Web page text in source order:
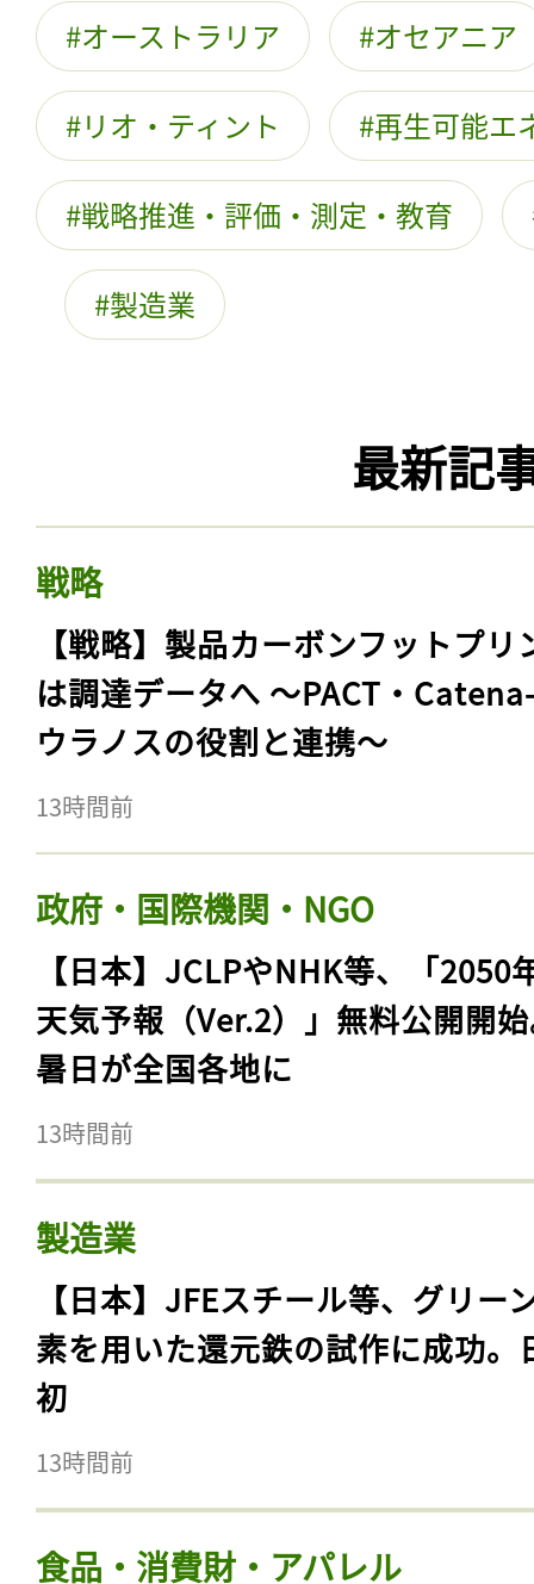
オーストラリア オセアニア
リオ・ティント 再生可能エ
戦略推進・評価・測定・教育
製造業
最新記
戦略
【戦略】製品カーボンフットプリ
は調達データへ 〜PACT・
ウラノスの役割と連携〜
13時間前
政府・国際機関・NGO
【日本】JCLPやNHK等、「2050
天気予報（Ver.2）」無料公開開
暑日が全国各地に
13時間前
製造業
【日本】JFEスチール等、グリー
素を用いた還元鉄の試作に成功。
初
13時間前
食品・消費財・アパレル